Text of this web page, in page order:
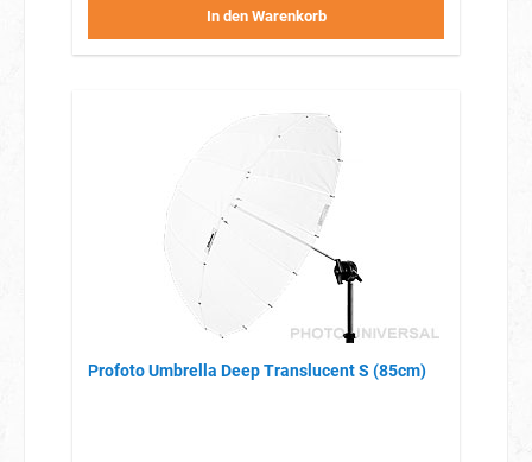
In den Warenkorb
Profoto Umbrella Deep Translucent S (85cm)